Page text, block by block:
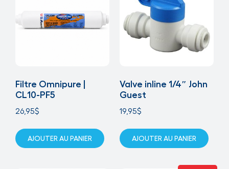
Filtre Omnipure |
CL10-PF5
26,95$
AJOUTER AU PANIER
Valve inline 1/4″ John
Guest
19,95$
AJOUTER AU PANIER